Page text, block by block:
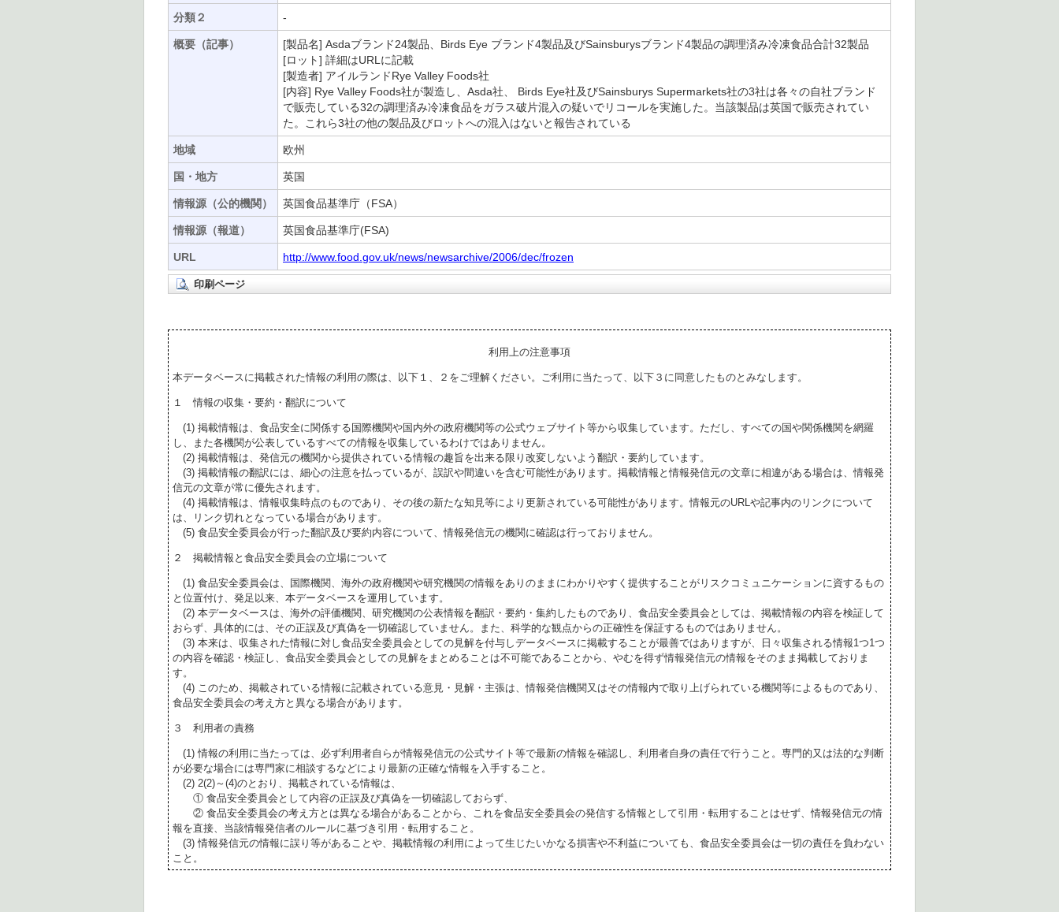
分類２ -
概要（記事）
[製品名] Asdaブランド24製品、Birds Eye ブランド4製品及びSainsburysブランド4製品の調理済み冷凍食品合計32製品
[ロット] 詳細はURLに記載
[製造者] アイルランドRye Valley Foods社
[内容] Rye Valley Foods社が製造し、Asda社、 Birds Eye社及びSainsburys Supermarkets社の3社は各々の自社ブランド
で販売している32の調理済み冷凍食品をガラス破片混入の疑いでリコールを実施した。当該製品は英国で販売されてい
た。これら3社の他の製品及びロットへの混入はないと報告されている
地域 欧州
国・地方 英国
情報源（公的機関） 英国食品基準庁（FSA）
情報源（報道） 英国食品基準庁(FSA)
URL http://www.food.gov.uk/news/newsarchive/2006/dec/frozen
印刷ページ
利用上の注意事項
本データベースに掲載された情報の利用の際は、以下１、２をご理解ください。ご利用に当たって、以下３に同意したものとみなします。
１ 情報の収集・要約・翻訳について
(1) 掲載情報は、食品安全に関係する国際機関や国内外の政府機関等の公式ウェブサイト等から収集しています。ただし、すべての国や関係機関を網羅
し、また各機関が公表しているすべての情報を収集しているわけではありません。
(2) 掲載情報は、発信元の機関から提供されている情報の趣旨を出来る限り改変しないよう翻訳・要約しています。
(3) 掲載情報の翻訳には、細心の注意を払っているが、誤訳や間違いを含む可能性があります。掲載情報と情報発信元の文章に相違がある場合は、情報発
信元の文章が常に優先されます。
(4) 掲載情報は、情報収集時点のものであり、その後の新たな知見等により更新されている可能性があります。情報元のURLや記事内のリンクについて
は、リンク切れとなっている場合があります。
(5) 食品安全委員会が行った翻訳及び要約内容について、情報発信元の機関に確認は行っておりません。
２ 掲載情報と食品安全委員会の立場について
(1) 食品安全委員会は、国際機関、海外の政府機関や研究機関の情報をありのままにわかりやすく提供することがリスクコミュニケーションに資するもの
と位置付け、発足以来、本データベースを運用しています。
(2) 本データベースは、海外の評価機関、研究機関の公表情報を翻訳・要約・集約したものであり、食品安全委員会としては、掲載情報の内容を検証して
おらず、具体的には、その正誤及び真偽を一切確認していません。また、科学的な観点からの正確性を保証するものではありません。
(3) 本来は、収集された情報に対し食品安全委員会としての見解を付与しデータベースに掲載することが最善ではありますが、日々収集される情報1つ1つ
の内容を確認・検証し、食品安全委員会としての見解をまとめることは不可能であることから、やむを得ず情報発信元の情報をそのまま掲載しておりま
す。
(4) このため、掲載されている情報に記載されている意見・見解・主張は、情報発信機関又はその情報内で取り上げられている機関等によるものであり、
食品安全委員会の考え方と異なる場合があります。
３ 利用者の責務
(1) 情報の利用に当たっては、必ず利用者自らが情報発信元の公式サイト等で最新の情報を確認し、利用者自身の責任で行うこと。専門的又は法的な判断
が必要な場合には専門家に相談するなどにより最新の正確な情報を入手すること。
(2) 2(2)～(4)のとおり、掲載されている情報は、
① 食品安全委員会として内容の正誤及び真偽を一切確認しておらず、
② 食品安全委員会の考え方とは異なる場合があることから、これを食品安全委員会の発信する情報として引用・転用することはせず、情報発信元の情
報を直接、当該情報発信者のルールに基づき引用・転用すること。
(3) 情報発信元の情報に誤り等があることや、掲載情報の利用によって生じたいかなる損害や不利益についても、食品安全委員会は一切の責任を負わない
こと。